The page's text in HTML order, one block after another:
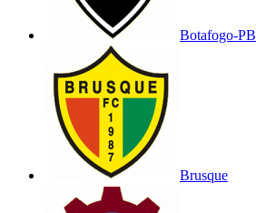
Botafogo-PB
Brusque